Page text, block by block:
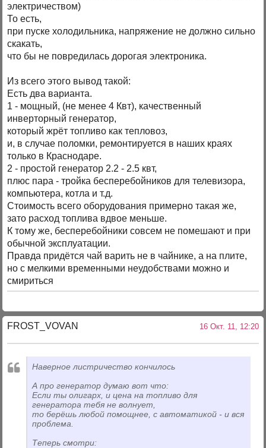
электричеством)
То есть,
при пуске холодильника, напряжение не должно сильно
скакать,
что бы не повредилась дорогая электроника.
Из всего этого вывод такой:
Есть два варианта.
1 - мощный, (не менее 4 Квт), качественный
инверторный генератор,
который жрёт топливо как тепловоз,
и, в случае поломки, ремонтируется в наших краях
только в Краснодаре.
2 - простой генератор 2.2 - 2.5 квт,
плюс пара - тройка бесперебойников для телевизора,
компьютера, котла и т.д.
Стоимость всего оборудования примерно такая же,
зато расход топлива вдвое меньше.
К тому же, бесперебойники совсем не помешают и при
обычной эксплуатации.
Правда придётся чай варить не в чайнике, а на плите,
но с мелкими временными неудобствами можно и
смириться
FROST_VOVAN 16 Окт. 11, 12:20
Наверное листричество кончилось
А про генератор думаю вот что:
Если ты олигарх, и цена на топливо для
генератора тебя не волнует,
то берёшь любой помощнее, с автоматикой - и вся
проблема.
Теперь смотри: